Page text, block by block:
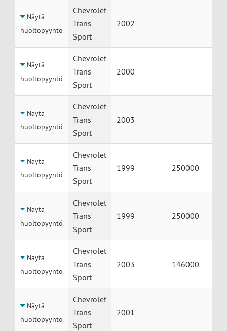
Auto
Näytä
huoltopyyntö
Chevrolet
Trans
Sport
2002
Näytä
huoltopyyntö
Chevrolet
Trans
Sport
2000
Näytä
huoltopyyntö
Chevrolet
Trans
Sport
2003
Näytä
huoltopyyntö
Chevrolet
Trans
Sport
1999 250000
Näytä
huoltopyyntö
Chevrolet
Trans
Sport
1999 250000
Näytä
huoltopyyntö
Chevrolet
Trans
Sport
2003 146000
Näytä
huoltopyyntö
Chevrolet
Trans
Sport
2001